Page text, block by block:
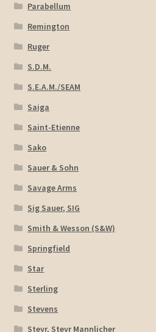
Parabellum
Remington
Ruger
S.D.M.
S.E.A.M./SEAM
Saiga
Saint-Etienne
Sako
Sauer & Sohn
Savage Arms
Sig Sauer, SIG
Smith & Wesson (S&W)
Springfield
Star
Sterling
Stevens
Steyr, Steyr Mannlicher